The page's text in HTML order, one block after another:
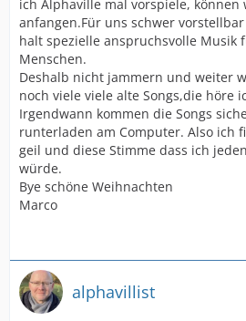
ich Alphaville mal vorspiele, können
anfangen.Für uns schwer
halt spezielle anspruchsvolle Musik
Menschen.
Deshalb nicht jammern und weiter
noch viele viele alte Songs,die höre
Irgendwann kommen die Songs
runterladen am Computer. Also ich
geil und diese Stimme dass ich
würde.
Bye schöne Weihnachten
Marco
alphavillist